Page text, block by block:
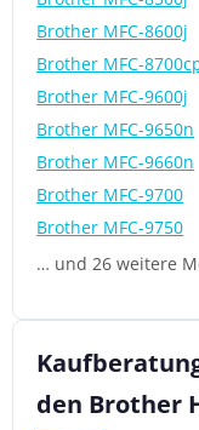
Brother MFC-8600j
Brother MFC-
Brother MFC-9600j
Brother MFC-9650n
Brother MFC-9660n
Brother MFC-9700
Brother MFC-9750
… und 26 weitere
den Brother